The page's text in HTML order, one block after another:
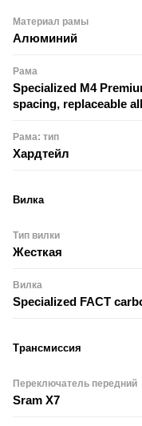
Материал рамы
Алюминий
Рама
Specialized M4
spacing, replaceable
Рама: тип
Хардтейл
Вилка
Тип вилки
Жесткая
Вилка
Specialized FACT
Трансмиссия
Переключатель передний
Sram X7